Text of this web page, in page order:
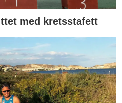
med kretsstafett